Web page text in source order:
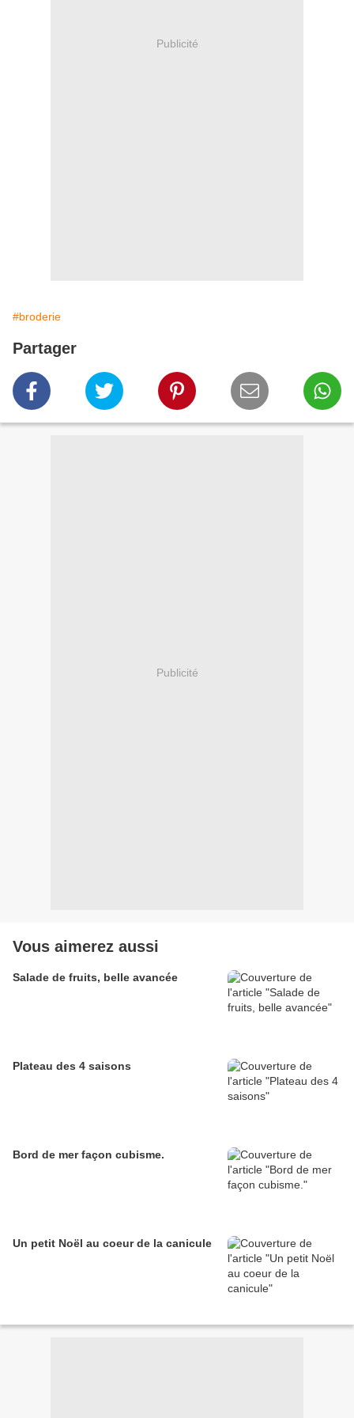
Publicité
#broderie
Partager
Publicité
Vous aimerez aussi
Salade de fruits, belle avancée
Plateau des 4 saisons
Bord de mer façon cubisme.
Un petit Noël au coeur de la canicule